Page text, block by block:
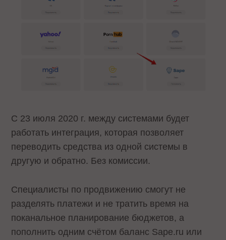
С 23 июля 2020 г. между системами будет
работать интеграция, которая позволяет
переводить средства из одной системы в
другую и обратно. Без комиссии.
Специалисты по продвижению смогут не
разделять платежи и не тратить время на
поканальное планирование бюджетов, а
пополнить одним счётом баланс Sape.ru или